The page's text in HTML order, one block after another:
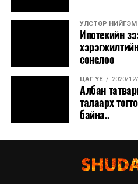
УЛСТӨР НИЙГЭМ
Ипотекийн
сонслоо
ЦАГ ҮЕ 2020/12/
Албан
талаарх
байна..